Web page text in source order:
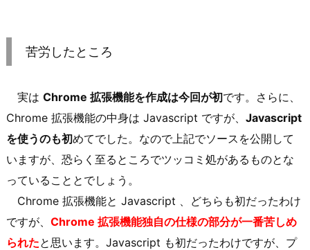
苦労したところ
実は Chrome 拡張機能を作成は今回が初です。さらに、
Chrome 拡張機能の中身は Javascript ですが、 Javascript
を使うのも初めてでした。なので上記でソースを公開して
いますが、恐らく至るところでツッコミ処があるものとな
っていることとでしょう。
Chrome 拡張機能と Javascript 、どちらも初だったわけ
ですが、 Chrome 拡張機能独自の仕様の部分が一番苦しめ
られたと思います。Javascript も初だったわけですが、プ